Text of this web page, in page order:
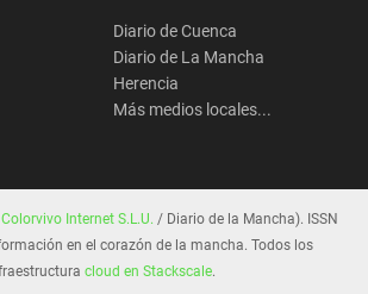
Diario de Cuenca
Diario de La Mancha
Herencia
Más medios locales...
Colorvivo Internet S.L.U. / Diario de la Mancha). ISSN
en el corazón de la mancha. Todos los
cloud en Stackscale.